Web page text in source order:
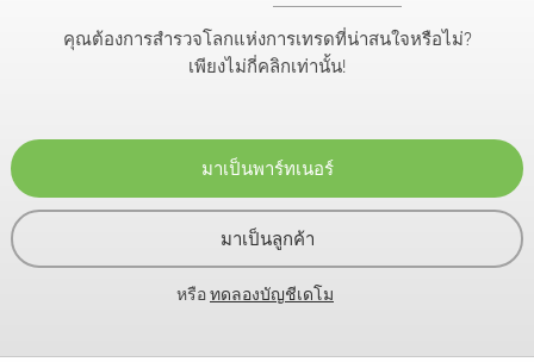
คุณต้องการสำรวจโลกแห่งการเทรดที่น่าสนใจหรือไม่?
เพียงไม่กี่คลิกเท่านั้น!
มาเป็นพาร์ทเนอร์
มาเป็นลูกค้า
หรือทดลองบัญชีเดโม